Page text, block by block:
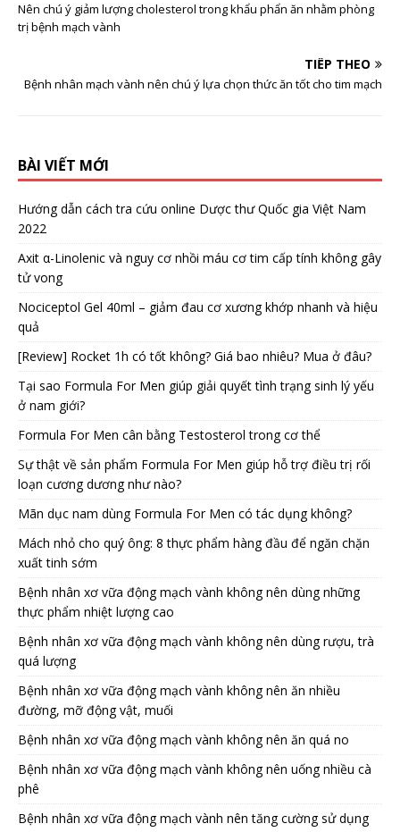
Nên chú ý giảm lượng cholesterol trong khẩu phẩn ăn nhằm phòng
trị bệnh mạch vành
TIẾP THEO
Bệnh nhân mạch vành nên chú ý lựa chọn thức ăn tốt cho tim mạch
BÀI VIẾT MỚI
Hướng dẫn cách tra cứu online Dược thư Quốc gia Việt Nam
2022
Axit α-Linolenic và nguy cơ nhồi máu cơ tim cấp tính không gây
tử vong
Nociceptol Gel 40ml – giảm đau cơ xương khớp nhanh và hiệu
quả
[Review] Rocket 1h có tốt không? Giá bao nhiêu? Mua ở đâu?
Tại sao Formula For Men giúp giải quyết tình trạng sinh lý yếu
ở nam giới?
Formula For Men cân bằng Testosterol trong cơ thể
Sự thật về sản phẩm Formula For Men giúp hỗ trợ điều trị rối
loạn cương dương như nào?
Mãn dục nam dùng Formula For Men có tác dụng không?
Mách nhỏ cho quý ông: 8 thực phẩm hàng đầu để ngăn chặn
xuất tinh sớm
Bệnh nhân xơ vữa động mạch vành không nên dùng những
thực phẩm nhiệt lượng cao
Bệnh nhân xơ vữa động mạch vành không nên dùng rượu, trà
quá lượng
Bệnh nhân xơ vữa động mạch vành không nên ăn nhiều
đường, mỡ động vật, muối
Bệnh nhân xơ vữa động mạch vành không nên ăn quá no
Bệnh nhân xơ vữa động mạch vành không nên uống nhiều cà
phê
Bệnh nhân xơ vữa động mạch vành nên tăng cường sử dụng